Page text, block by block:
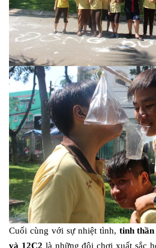
Cuối cùng với sự nhiệt tình, tinh
và 12C2 là những đội chơi xuất sắc